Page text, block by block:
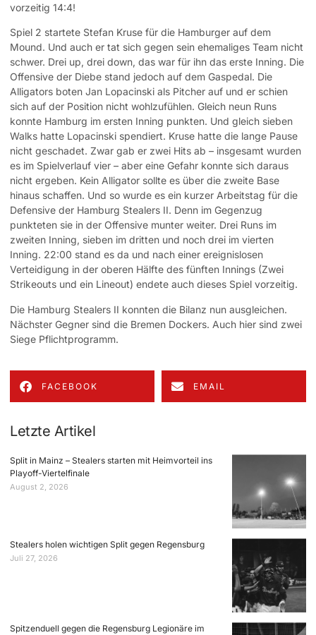
vorzeitig 14:4!
Spiel 2 startete Stefan Kruse für die Hamburger auf dem
Mound. Und auch er tat sich gegen sein ehemaliges Team nicht
schwer. Drei up, drei down, das war für ihn das erste Inning. Die
Offensive der Diebe stand jedoch auf dem Gaspedal. Die
Alligators boten Jan Lopacinski als Pitcher auf und er schien
sich auf der Position nicht wohlzufühlen. Gleich neun Runs
konnte Hamburg im ersten Inning punkten. Und gleich sieben
Walks hatte Lopacinski spendiert. Kruse hatte die lange Pause
nicht geschadet. Zwar gab er zwei Hits ab – insgesamt wurden
es im Spielverlauf vier – aber eine Gefahr konnte sich daraus
nicht ergeben. Kein Alligator sollte es über die zweite Base
hinaus schaffen. Und so wurde es ein kurzer Arbeitstag für die
Defensive der Hamburg Stealers II. Denn im Gegenzug
punkteten sie in der Offensive munter weiter. Drei Runs im
zweiten Inning, sieben im dritten und noch drei im vierten
Inning. 22:00 stand es da und nach einer ereignislosen
Verteidigung in der oberen Hälfte des fünften Innings (Zwei
Strikeouts und ein Lineout) endete auch dieses Spiel vorzeitig.
Die Hamburg Stealers II konnten die Bilanz nun ausgleichen.
Nächster Gegner sind die Bremen Dockers. Auch hier sind zwei
Siege Pflichtprogramm.
FACEBOOK EMAIL
Letzte Artikel
Split in Mainz – Stealers starten mit Heimvorteil ins
Playoff-Viertelfinale
August 2, 2026
Stealers holen wichtigen Split gegen Regensburg
Juli 27, 2026
Spitzenduell gegen die Regensburg Legionäre im